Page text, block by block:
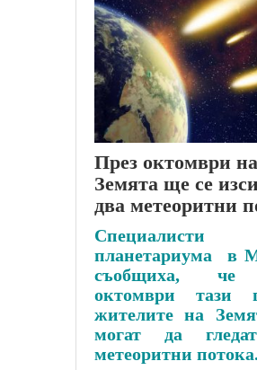
През октомври на
Земята ще се
два метеоритни
планетариума в
съобщиха, че
октомври тази
жителите на
могат да
метеоритни потока.